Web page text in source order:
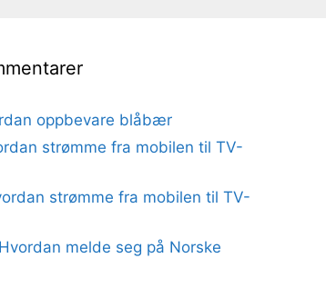
oppbevare blåbær
strømme fra mobilen til TV-
strømme fra mobilen til TV-
Hvordan melde seg på Norske